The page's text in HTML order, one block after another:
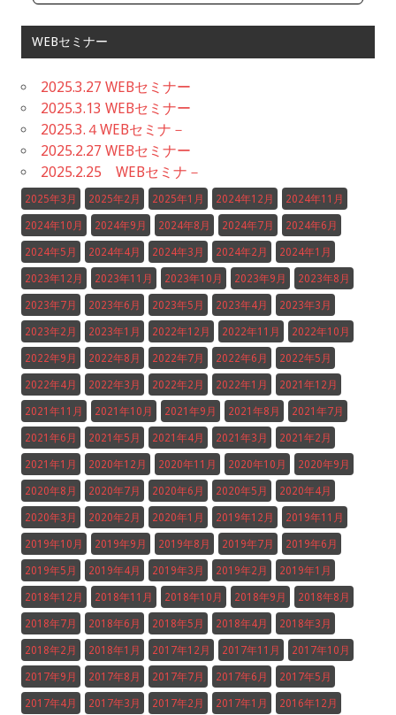
WEBセミナー
2025.3.27 WEBセミナー
2025.3.13 WEBセミナー
2025.3.４WEBセミナ－
2025.2.27 WEBセミナー
2025.2.25 WEBセミナ－
2025年3月 2025年2月 2025年1月 2024年12月 2024年11月
2024年10月 2024年9月 2024年8月 2024年7月 2024年6月
2024年5月 2024年4月 2024年3月 2024年2月 2024年1月
2023年12月 2023年11月 2023年10月 2023年9月 2023年8月
2023年7月 2023年6月 2023年5月 2023年4月 2023年3月
2023年2月 2023年1月 2022年12月 2022年11月 2022年10月
2022年9月 2022年8月 2022年7月 2022年6月 2022年5月
2022年4月 2022年3月 2022年2月 2022年1月 2021年12月
2021年11月 2021年10月 2021年9月 2021年8月 2021年7月
2021年6月 2021年5月 2021年4月 2021年3月 2021年2月
2021年1月 2020年12月 2020年11月 2020年10月 2020年9月
2020年8月 2020年7月 2020年6月 2020年5月 2020年4月
2020年3月 2020年2月 2020年1月 2019年12月 2019年11月
2019年10月 2019年9月 2019年8月 2019年7月 2019年6月
2019年5月 2019年4月 2019年3月 2019年2月 2019年1月
2018年12月 2018年11月 2018年10月 2018年9月 2018年8月
2018年7月 2018年6月 2018年5月 2018年4月 2018年3月
2018年2月 2018年1月 2017年12月 2017年11月 2017年10月
2017年9月 2017年8月 2017年7月 2017年6月 2017年5月
2017年4月 2017年3月 2017年2月 2017年1月 2016年12月